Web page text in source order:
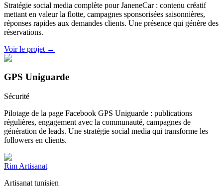
Stratégie social media complète pour JaneneCar : contenu créatif
mettant en valeur la flotte, campagnes sponsorisées saisonnières,
réponses rapides aux demandes clients. Une présence qui génère des
réservations.
Voir le projet →
GPS Uniguarde
Sécurité
Pilotage de la page Facebook GPS Uniguarde : publications
régulières, engagement avec la communauté, campagnes de
génération de leads. Une stratégie social media qui transforme les
followers en clients.
Rim Artisanat
Artisanat tunisien